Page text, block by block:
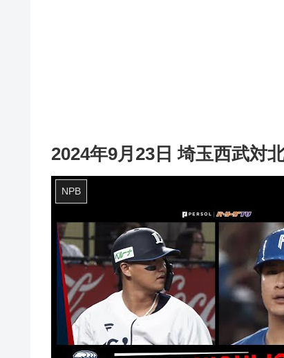
2024年9月23日 埼玉西武対
NPB